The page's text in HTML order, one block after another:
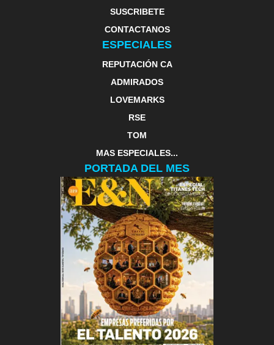
SUSCRIBETE
CONTACTANOS
ESPECIALES
REPUTACIÓN CA
ADMIRADOS
LOVEMARKS
RSE
TOM
MAS ESPECIALES...
PORTADA DEL MES